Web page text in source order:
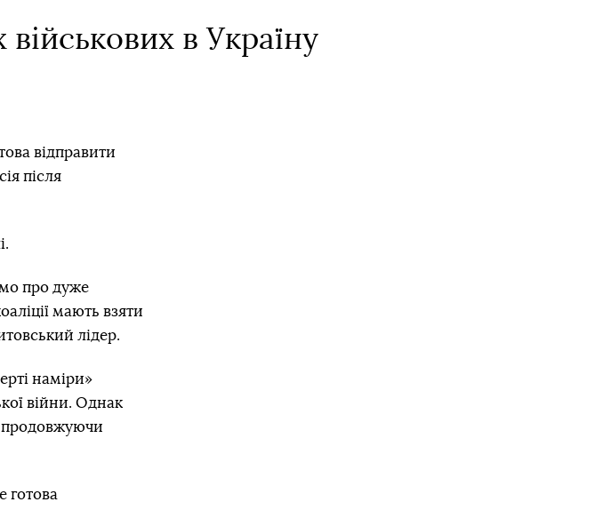
в Україну
відправити
після
про дуже
мають взяти
лідер.
наміри»
війни. Однак
продовжуючи
готова